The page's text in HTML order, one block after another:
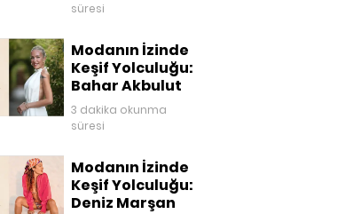
süresi
Modanın İzinde
Keşif Yolculuğu:
Bahar Akbulut
3 dakika okunma
süresi
Modanın İzinde
Keşif Yolculuğu:
Deniz Marşan